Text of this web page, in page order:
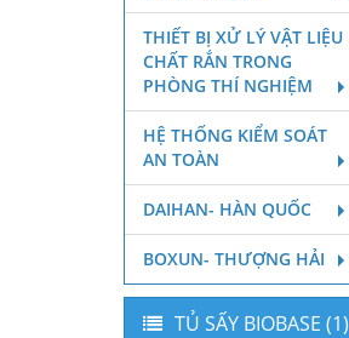
THIẾT BỊ XỬ LÝ VẬT LIỆU
CHẤT RẮN TRONG
PHÒNG THÍ NGHIỆM
HỆ THỐNG KIỂM SOÁT
AN TOÀN
DAIHAN- HÀN QUỐC
BOXUN- THƯỢNG HẢI
TỦ SẤY BIOBASE (1)